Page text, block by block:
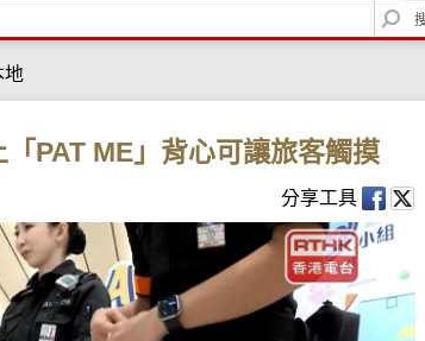
S
e
c
地
PAT ME」背心可讓旅客觸摸
分享工具